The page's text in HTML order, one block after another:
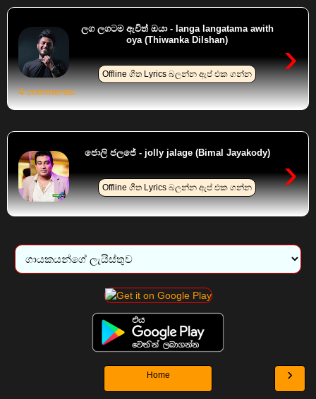
›
ලග ලගටම ඇවිත් ඔයා - langa langatama awith
oya (Thiwanka Dilshan)
Offline ගීත Lyrics බලන්න ඇප් එක ගන්න
4 comments:
›
ජොලි ජලජේ - jolly jalage (Bimal Jayakody)
Offline ගීත Lyrics බලන්න ඇප් එක ගන්න
›
Home